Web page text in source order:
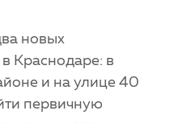
новых
Краснодаре: в
и на улице 40
первичную